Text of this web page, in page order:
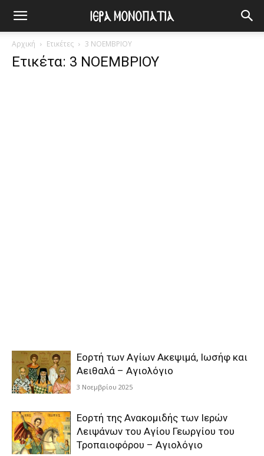
Αρχική Ετικέτες 3 ΝΟΕΜΒΡΙΟΥ
Ετικέτα: 3 ΝΟΕΜΒΡΙΟΥ
Εορτή των Αγίων Ακεψιμά, Ιωσήφ και
Αειθαλά – Αγιολόγιο
3 Νοεμβρίου 2025
Εορτή της Ανακομιδής των Ιερών
Λειψάνων του Αγίου Γεωργίου του
Τροπαιοφόρου – Αγιολόγιο